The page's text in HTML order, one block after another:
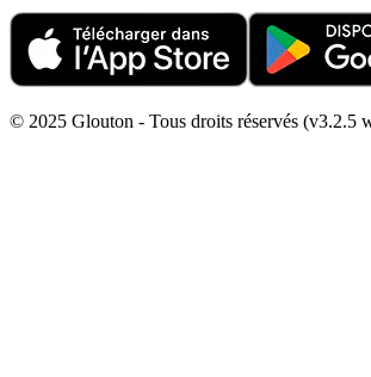
© 2025 Glouton - Tous droits réservés (v3.2.5